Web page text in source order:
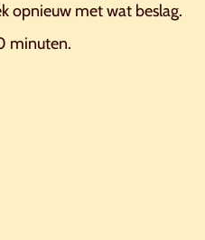
opnieuw met wat beslag.
minuten.